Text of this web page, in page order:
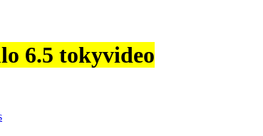
6.5 tokyvideo